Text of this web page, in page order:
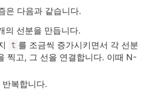
은 다음과 같습니다.
의 선분을 만듭니다.
t 를 조금씩 증가시키면서 각 선분
찍고, 그 선을 연결합니다. 이때 N-
복합니다.